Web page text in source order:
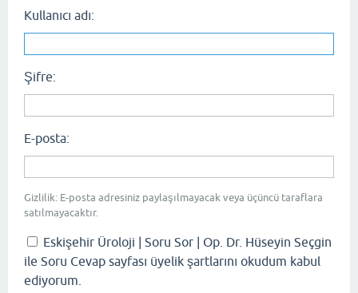
Kullanıcı adı:
Şifre:
E-posta:
Gizlilik: E-posta adresiniz paylaşılmayacak veya üçüncü taraflara
satılmayacaktır.
Eskişehir Üroloji | Soru Sor | Op. Dr. Hüseyin Seçgin
ile Soru Cevap sayfası üyelik şartlarını okudum kabul
ediyorum.